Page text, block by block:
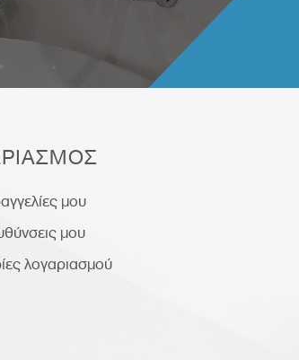
μου
μου
λογαριασμού